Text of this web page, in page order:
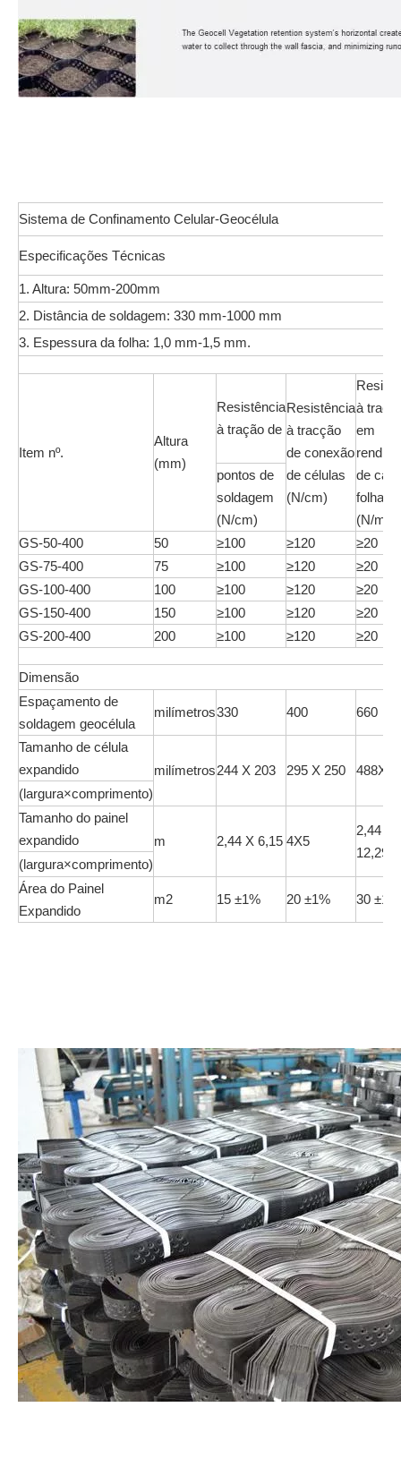
Sistema de Confinamento Celular-Geocélula
Especificações Técnicas
1. Altura: 50mm-200mm
2. Distância de soldagem: 330 mm-1000 mm
3. Espessura da folha: 1,0 mm-1,5 mm.
Item nº.
Altura
(mm)
Resistência
à tração de
Resistência
à tracção
de conexão
de células
(N/cm)
à
em
de
folha
(N/
pontos de
soldagem
(N/cm)
GS-50-400
50 ≥100 ≥120
≥20
GS-75-400
75 ≥100 ≥120
≥20
GS-100-400
100 ≥100 ≥120
≥20
GS-150-400
150 ≥100 ≥120
≥20
GS-200-400
200 ≥100 ≥120 ≥20
Dimensão
Espaçamento de
soldagem geocélula
milímetros330 400 660
Tamanho de célula
expandido
milímetros244 X 203 295 X 250
(largura×comprimento)
Tamanho do painel
expandido
m 2,44 X 6,15 4X5
2,44 X
12,29
(largura×comprimento)
Área do Painel
Expandido
m2 15 ±1% 20 ±1% 30 ±1%